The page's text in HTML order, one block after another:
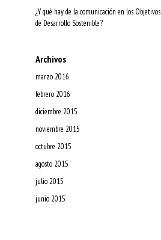
¿Y qué hay de la comunicación en los Objetivos
de Desarrollo Sostenible?
Archivos
marzo 2016
febrero 2016
diciembre 2015
noviembre 2015
octubre 2015
agosto 2015
julio 2015
junio 2015